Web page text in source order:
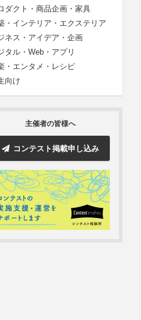
ダクト・商品企画・家具
・インテリア・エクステリア
ネス・アイデア・企画
タル・Web・アプリ
・エンタメ・レシピ
向け
主催者の皆様へ
コンテスト掲載申し込み